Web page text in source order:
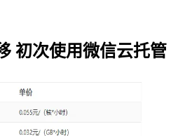
初次使用微信云托管